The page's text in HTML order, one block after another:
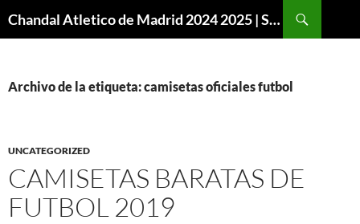
Chandal Atletico de Madrid 2024 2025 | SuperVigo
Archivo de la etiqueta: camisetas oficiales futbol
UNCATEGORIZED
CAMISETAS BARATAS DE
FUTBOL 2019